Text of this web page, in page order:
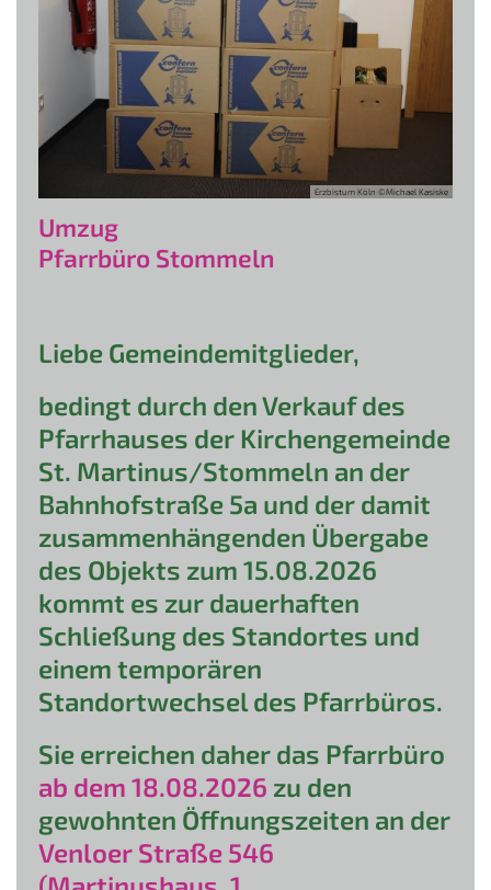
Erzbistum Köln ©Michael Kasiske
Umzug
Pfarrbüro Stommeln
Liebe Gemeindemitglieder,
bedingt durch den Verkauf des
Pfarrhauses der Kirchengemeinde
St. Martinus/Stommeln an der
Bahnhofstraße 5a und der damit
zusammenhängenden Übergabe
des Objekts zum 15.08.2026
kommt es zur dauerhaften
Schließung des Standortes und
einem temporären
Standortwechsel des Pfarrbüros.
Sie erreichen daher das Pfarrbüro
ab dem 18.08.2026 zu den
gewohnten Öffnungszeiten an der
Venloer Straße 546